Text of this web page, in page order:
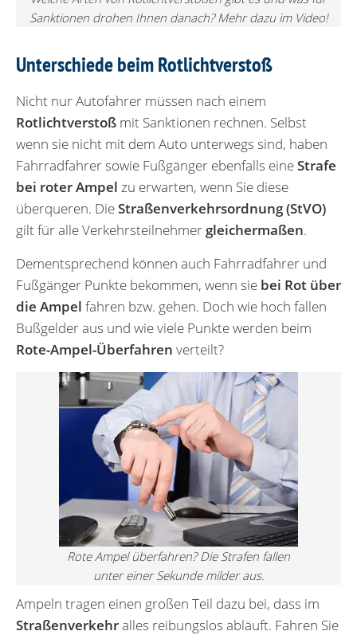
Sanktionen drohen Ihnen danach? Mehr dazu im Video!
Unterschiede beim Rotlichtverstoß
Nicht nur Autofahrer müssen nach einem
Rotlichtverstoß mit Sanktionen rechnen. Selbst
wenn sie nicht mit dem Auto unterwegs sind, haben
Fahrradfahrer sowie Fußgänger ebenfalls eineStrafe
bei roter Ampel zu erwarten, wenn Sie diese
überqueren. DieStraßenverkehrsordnung (StVO)
gilt für alle Verkehrsteilnehmer gleichermaßen.
Dementsprechend können auch Fahrradfahrer und
Fußgänger Punkte bekommen, wenn sie bei Rot über
die Ampel fahren bzw. gehen. Doch wie hoch fallen
Bußgelder aus und wie viele Punkte werden beim
Rote-Ampel-Überfahren verteilt?
Rote Ampel überfahren? Die Strafen fallen
unter einer Sekunde milder aus.
Ampeln tragen einen großen Teil dazu bei, dass im
Straßenverkehralles reibungslos abläuft. Fahren Sie